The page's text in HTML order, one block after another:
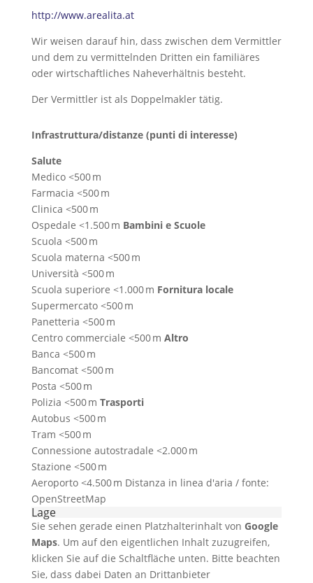
http://www.arealita.at
Wir weisen darauf hin, dass zwischen dem Vermittler
und dem zu vermittelnden Dritten ein familiäres
oder wirtschaftliches Naheverhältnis besteht.
Der Vermittler ist als Doppelmakler tätig.
Infrastruttura/distanze (punti di interesse)
Salute
Medico <500 m
Farmacia <500 m
Clinica <500 m
Ospedale <1.500 m Bambini e Scuole
Scuola <500 m
Scuola materna <500 m
Università <500 m
Scuola superiore <1.000 m Fornitura locale
Supermercato <500 m
Panetteria <500 m
Centro commerciale <500 m Altro
Banca <500 m
Bancomat <500 m
Posta <500 m
Polizia <500 m Trasporti
Autobus <500 m
Tram <500 m
Connessione autostradale <2.000 m
Stazione <500 m
Aeroporto <4.500 m Distanza in linea d'aria / fonte:
OpenStreetMap
Lage
Sie sehen gerade einen Platzhalterinhalt von Google
Maps. Um auf den eigentlichen Inhalt zuzugreifen,
klicken Sie auf die Schaltfläche unten. Bitte beachten
Sie, dass dabei Daten an Drittanbieter